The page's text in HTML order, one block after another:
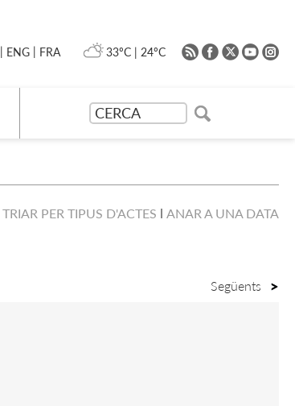
| ENG | FRA 33ºC | 24ºC
TRIAR PER TIPUS D'ACTES ANAR A UNA DATA
Següents